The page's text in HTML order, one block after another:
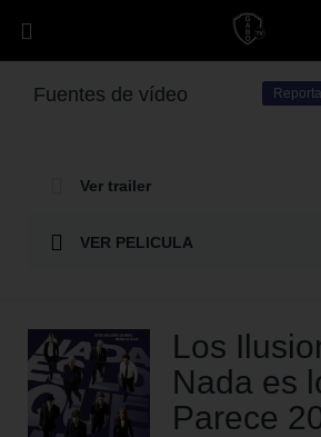
Fuentes de vídeo
Ver trailer
VER PELICULA
Los
Nada es
Parece